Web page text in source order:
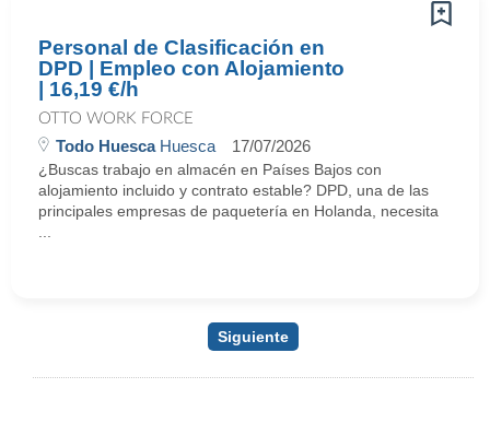
Personal de Clasificación en
DPD | Empleo con Alojamiento
| 16,19 €/h
OTTO WORK FORCE
Todo HuescaHuesca 17/07/2026
¿Buscas trabajo en almacén en Países Bajos con
alojamiento incluido y contrato estable? DPD, una de las
principales empresas de paquetería en Holanda, necesita
Siguiente